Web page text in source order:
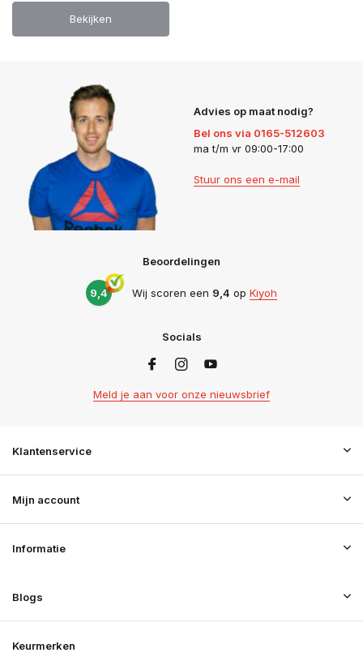
Bekijken
Advies op maat nodig?
Bel ons via 0165-512603
ma t/m vr 09:00-17:00
Stuur ons een e-mail
Beoordelingen
9,4 Wij scoren een 9,4 op Kiyoh
Socials
Meld je aan voor onze nieuwsbrief
Klantenservice
Mijn account
Informatie
Blogs
Keurmerken